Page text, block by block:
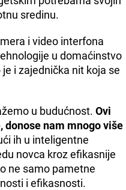
sredinu.
i video interfona
u domaćinstvo
i zajednička nit koja se
u budućnost. Ovi
donose nam mnogo više
ih u inteligentne
novca kroz efikasnije
ne samo pametne
i efikasnosti.